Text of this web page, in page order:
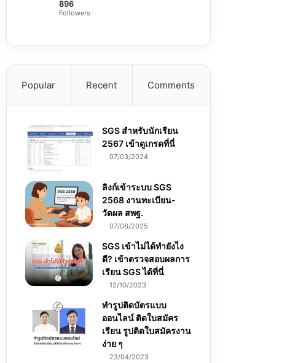
896
Followers
Popular Recent Comments
SGS สําหรับนักเรียน
2567 เข้าดูเกรดที่นี่
07/03/2024
ลิงก์เข้าระบบ SGS
2568 งานทะเบียน-
วัดผล สพฐ.
07/06/2025
SGS เข้าไม่ได้ทำยังไง
ดี? เข้าตรวจสอบผลการ
เรียน SGS ได้ที่นี่
12/10/2023
ทำรูปติดบัตรแบบ
ออนไลน์ ติดใบสมัคร
เรียน รูปติดใบสมัครงาน
ง่าย ๆ
23/04/2023